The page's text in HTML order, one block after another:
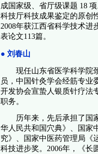
成国家级、省厅级课题 18
科技厅科技成果鉴定的原创
2008年获江西省科学技术进
表论文113篇。
● 刘春山
现任山东省医学科学院
员，中国针灸学会经筋专业
开发协会宣蛰人银质针疗法
职务。
历年来，先后承担了国
华人民共和国穴典》、国家
究》、国家中医药管理局《
科技进步奖。 2006年，《长